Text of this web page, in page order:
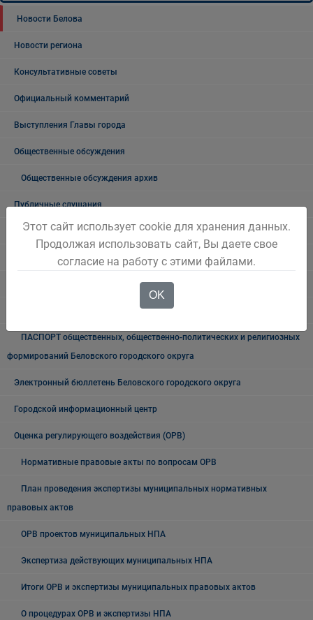
Новости Белова
Новости региона
Консультативные советы
Официальный комментарий
Выступления Главы города
Общественные обсуждения
Общественные обсуждения архив
Публичные слушания
Публичные слушания. Архив
Проекты документов
Общественные, национальные и религиозные организации
ПАСПОРТ общественных, общественно-политических и религиозных
формирований Беловского городского округа
Электронный бюллетень Беловского городского округа
Городской информационный центр
Оценка регулирующего воздействия (ОРВ)
Нормативные правовые акты по вопросам ОРВ
План проведения экспертизы муниципальных нормативных
правовых актов
ОРВ проектов муниципальных НПА
Экспертиза действующих муниципальных НПА
Итоги ОРВ и экспертизы муниципальных правовых актов
О процедурах ОРВ и экспертизы НПА
Этот сайт использует cookie для хранения данных.
Продолжая использовать сайт, Вы даете свое
согласие на работу с этими файлами.
OK